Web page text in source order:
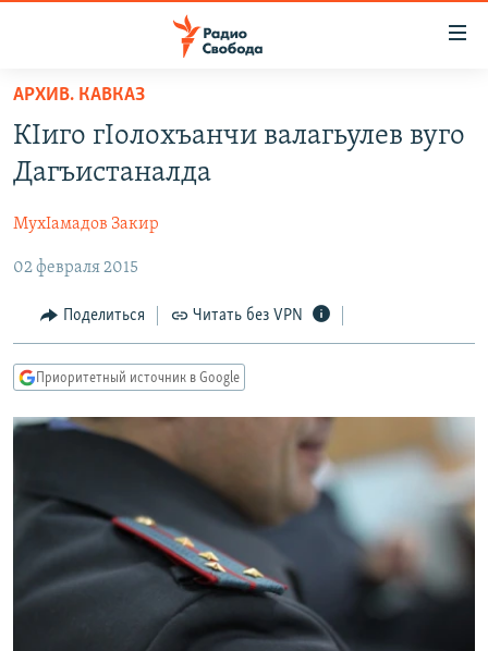
упрощенного
доступа
Вернуться
основному
Вернутся
главной
навигации
Вернутся
поиску
ЦИТАТЫ СВОБОДЫ
МНЕНИЯ
КУЛЬТУРА
IDEL.РЕАЛИИ
КАВКАЗ.РЕАЛИИ
СЕВЕР.РЕАЛИИ
РАСПИСАНИЕ ВЕЩАНИЯ
ПОДПИШИТЕСЬ НА РАССЫЛКУ
СОЦИАЛЬНЫЕ СЕТИ
АРХИВ. КАВКАЗ
КIиго гIолохъанчи валагьулев вуго
Дагъистаналда
МухIамадов Закир
02 февраля 2015
Поделиться Читать без VPN
Приоритетный источник в Google